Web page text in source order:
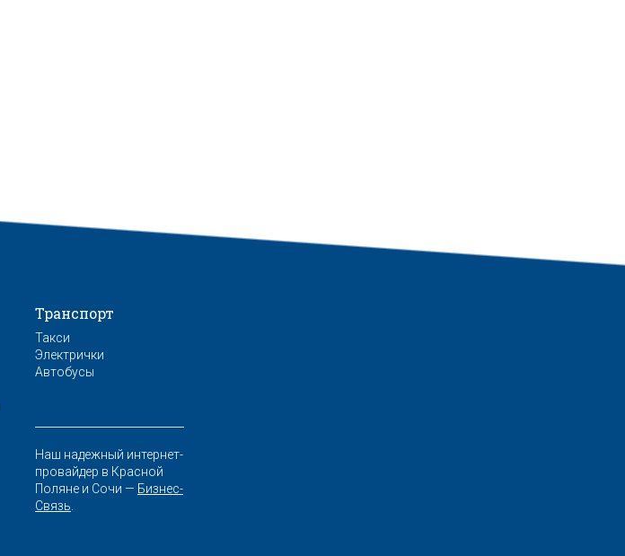
Транспорт
Такси
Электрички
Автобусы
Наш надежный интернет-
провайдер в Красной
Поляне и Сочи — Бизнес-
Связь